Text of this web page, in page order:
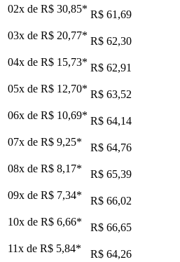
02x de R$ 30,85* R$ 61,69
03x de R$ 20,77* R$ 62,30
04x de R$ 15,73* R$ 62,91
05x de R$ 12,70* R$ 63,52
06x de R$ 10,69* R$ 64,14
07x de R$ 9,25*
R$ 64,76
08x de R$ 8,17*
R$ 65,39
09x de R$ 7,34*
R$ 66,02
10x de R$ 6,66*
R$ 66,65
11x de R$ 5,84*
R$ 64,26